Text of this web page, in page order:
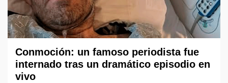
Conmoción: un famoso periodista fue
internado tras un dramático episodio en
vivo